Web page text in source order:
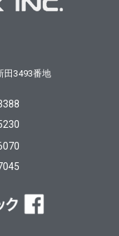
田3493番地